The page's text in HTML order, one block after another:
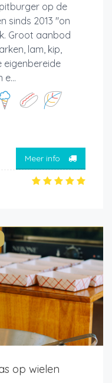
op de
sinds 2013 "on
Groot aanbod
lam, kip,
eigenbereide
Meer info
op wielen